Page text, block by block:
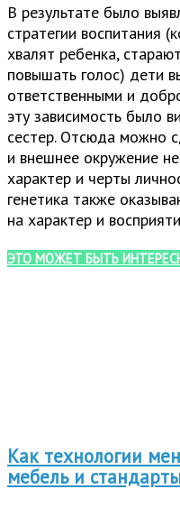
В результате было
стратегии воспитания
хвалят ребенка,
повышать голос) дети
ответственными и
эту зависимость было
сестер. Отсюда можно
и внешнее окружение
характер и черты
генетика также
на характер и
ЭТО МОЖЕТ БЫТЬ
Как технологии
мебель и